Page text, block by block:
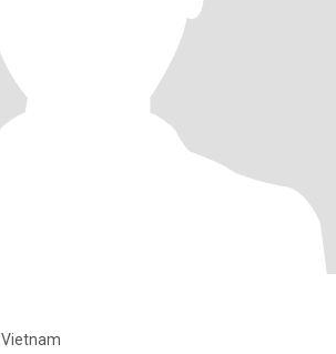
Vietnam